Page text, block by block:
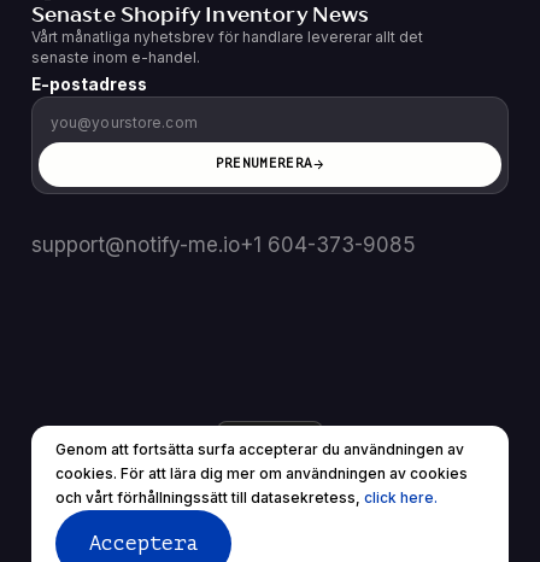
Genom att fortsätta surfa accepterar du användningen av
cookies. För att lära dig mer om användningen av cookies
och vårt förhållningssätt till datasekretess, click here.
Acceptera
Senaste Shopify Inventory News
Vårt månatliga nyhetsbrev för handlare levererar allt det
senaste inom e-handel.
E-postadress
PRENUMERERA
support@notify-me.io+1 604-373-9085
© 2025 Alla rättigheter reserverade.
AnvändarvillkorSekretesspolicy